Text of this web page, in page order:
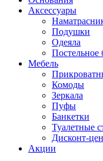
Аксессуары
Подушки
Одеяла
Постельное
Мебель
Комоды
Зеркала
Пуфы
Банкетки
Туалетные
Дисконт-
Акции